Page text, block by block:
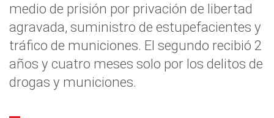
medio de prisión por privación de libertad
agravada, suministro de estupefacientes y
tráfico de municiones. El segundo recibió 2
años y cuatro meses solo por los delitos de
drogas y municiones.